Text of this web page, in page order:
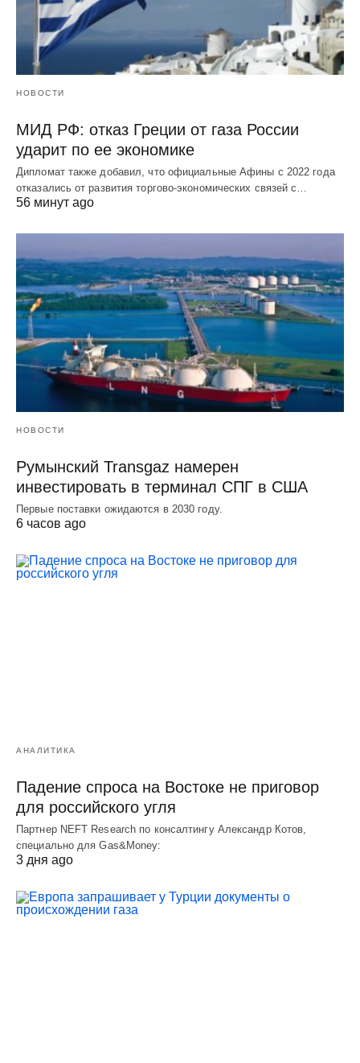
НОВОСТИ
МИД РФ: отказ Греции от газа России
ударит по ее экономике
Дипломат также добавил, что официальные Афины с 2022 года
отказались от развития торгово-экономических связей с…
56 минут ago
НОВОСТИ
Румынский Transgaz намерен
инвестировать в терминал СПГ в США
Первые поставки ожидаются в 2030 году.
6 часов ago
АНАЛИТИКА
Падение спроса на Востоке не приговор
для российского угля
Партнер NEFT Research по консалтингу Александр Котов,
специально для Gas&Money:
3 дня ago